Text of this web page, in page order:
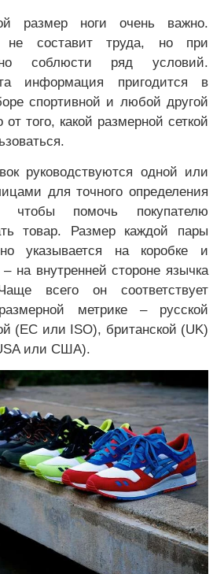
размер ноги очень важно.
не составит труда, но при
соблюсти ряд условий.
информация пригодится в
спортивной и любой другой
того, какой размерной сеткой
руководствуются одной или
для точного определения
чтобы помочь покупателю
товар. Размер каждой пары
указывается на коробке и
на внутренней стороне язычка
всего он соответствует
метрике – русской
(EC или ISO), британской (UK)
или США).